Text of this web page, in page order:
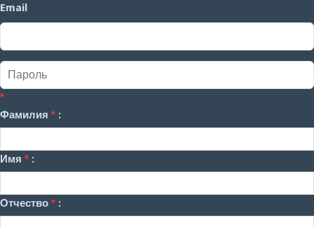
Email
*
Фамилия * :
Имя * :
Отчество * :